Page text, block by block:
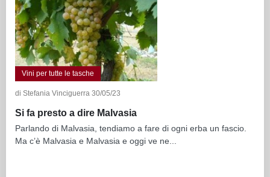
Vini per tutte le tasche
di Stefania Vinciguerra 30/05/23
Si fa presto a dire Malvasia
Parlando di Malvasia, tendiamo a fare di ogni erba un fascio.
Ma c’è Malvasia e Malvasia e oggi ve ne...